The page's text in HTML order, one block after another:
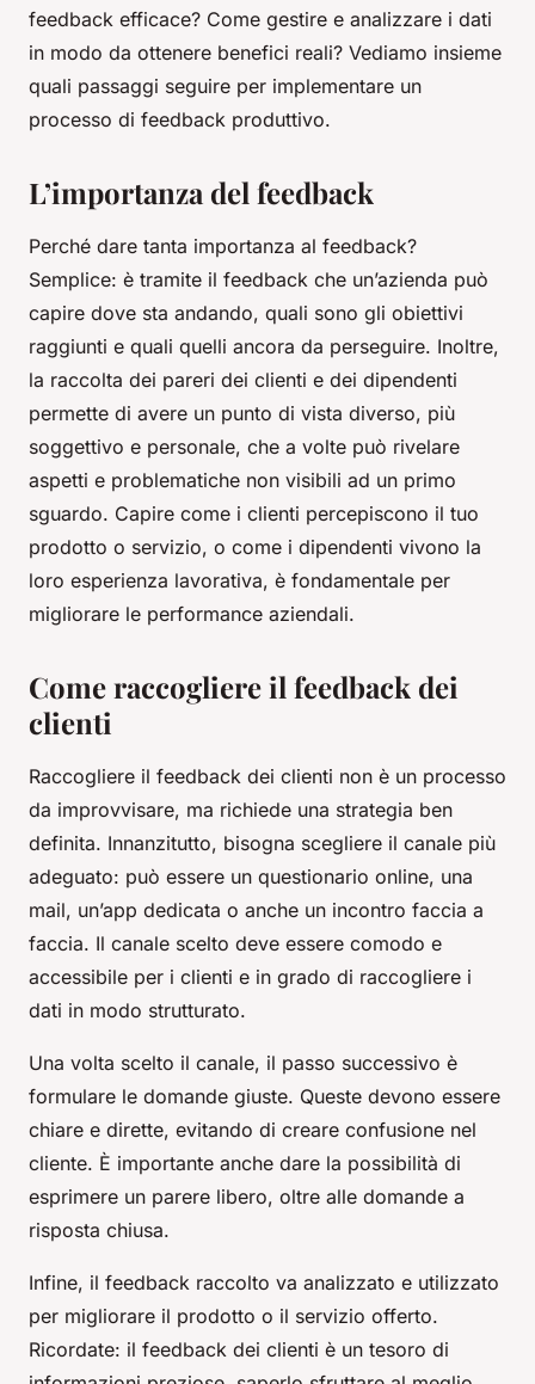
feedback efficace? Come gestire e analizzare i dati
in modo da ottenere benefici reali? Vediamo insieme
quali passaggi seguire per implementare un
processo di feedback produttivo.
L’importanza del feedback
Perché dare tanta importanza al feedback?
Semplice: è tramite il feedback che un’azienda può
capire dove sta andando, quali sono gli obiettivi
raggiunti e quali quelli ancora da perseguire. Inoltre,
la raccolta dei pareri dei clienti e dei dipendenti
permette di avere un punto di vista diverso, più
soggettivo e personale, che a volte può rivelare
aspetti e problematiche non visibili ad un primo
sguardo. Capire come i clienti percepiscono il tuo
prodotto o servizio, o come i dipendenti vivono la
loro esperienza lavorativa, è fondamentale per
migliorare le performance aziendali.
Come raccogliere il feedback dei
clienti
Raccogliere il feedback dei clienti non è un processo
da improvvisare, ma richiede una strategia ben
definita. Innanzitutto, bisogna scegliere il canale più
adeguato: può essere un questionario online, una
mail, un’app dedicata o anche un incontro faccia a
faccia. Il canale scelto deve essere comodo e
accessibile per i clienti e in grado di raccogliere i
dati in modo strutturato.
Una volta scelto il canale, il passo successivo è
formulare le domande giuste. Queste devono essere
chiare e dirette, evitando di creare confusione nel
cliente. È importante anche dare la possibilità di
esprimere un parere libero, oltre alle domande a
risposta chiusa.
Infine, il feedback raccolto va analizzato e utilizzato
per migliorare il prodotto o il servizio offerto.
Ricordate: il feedback dei clienti è un tesoro di